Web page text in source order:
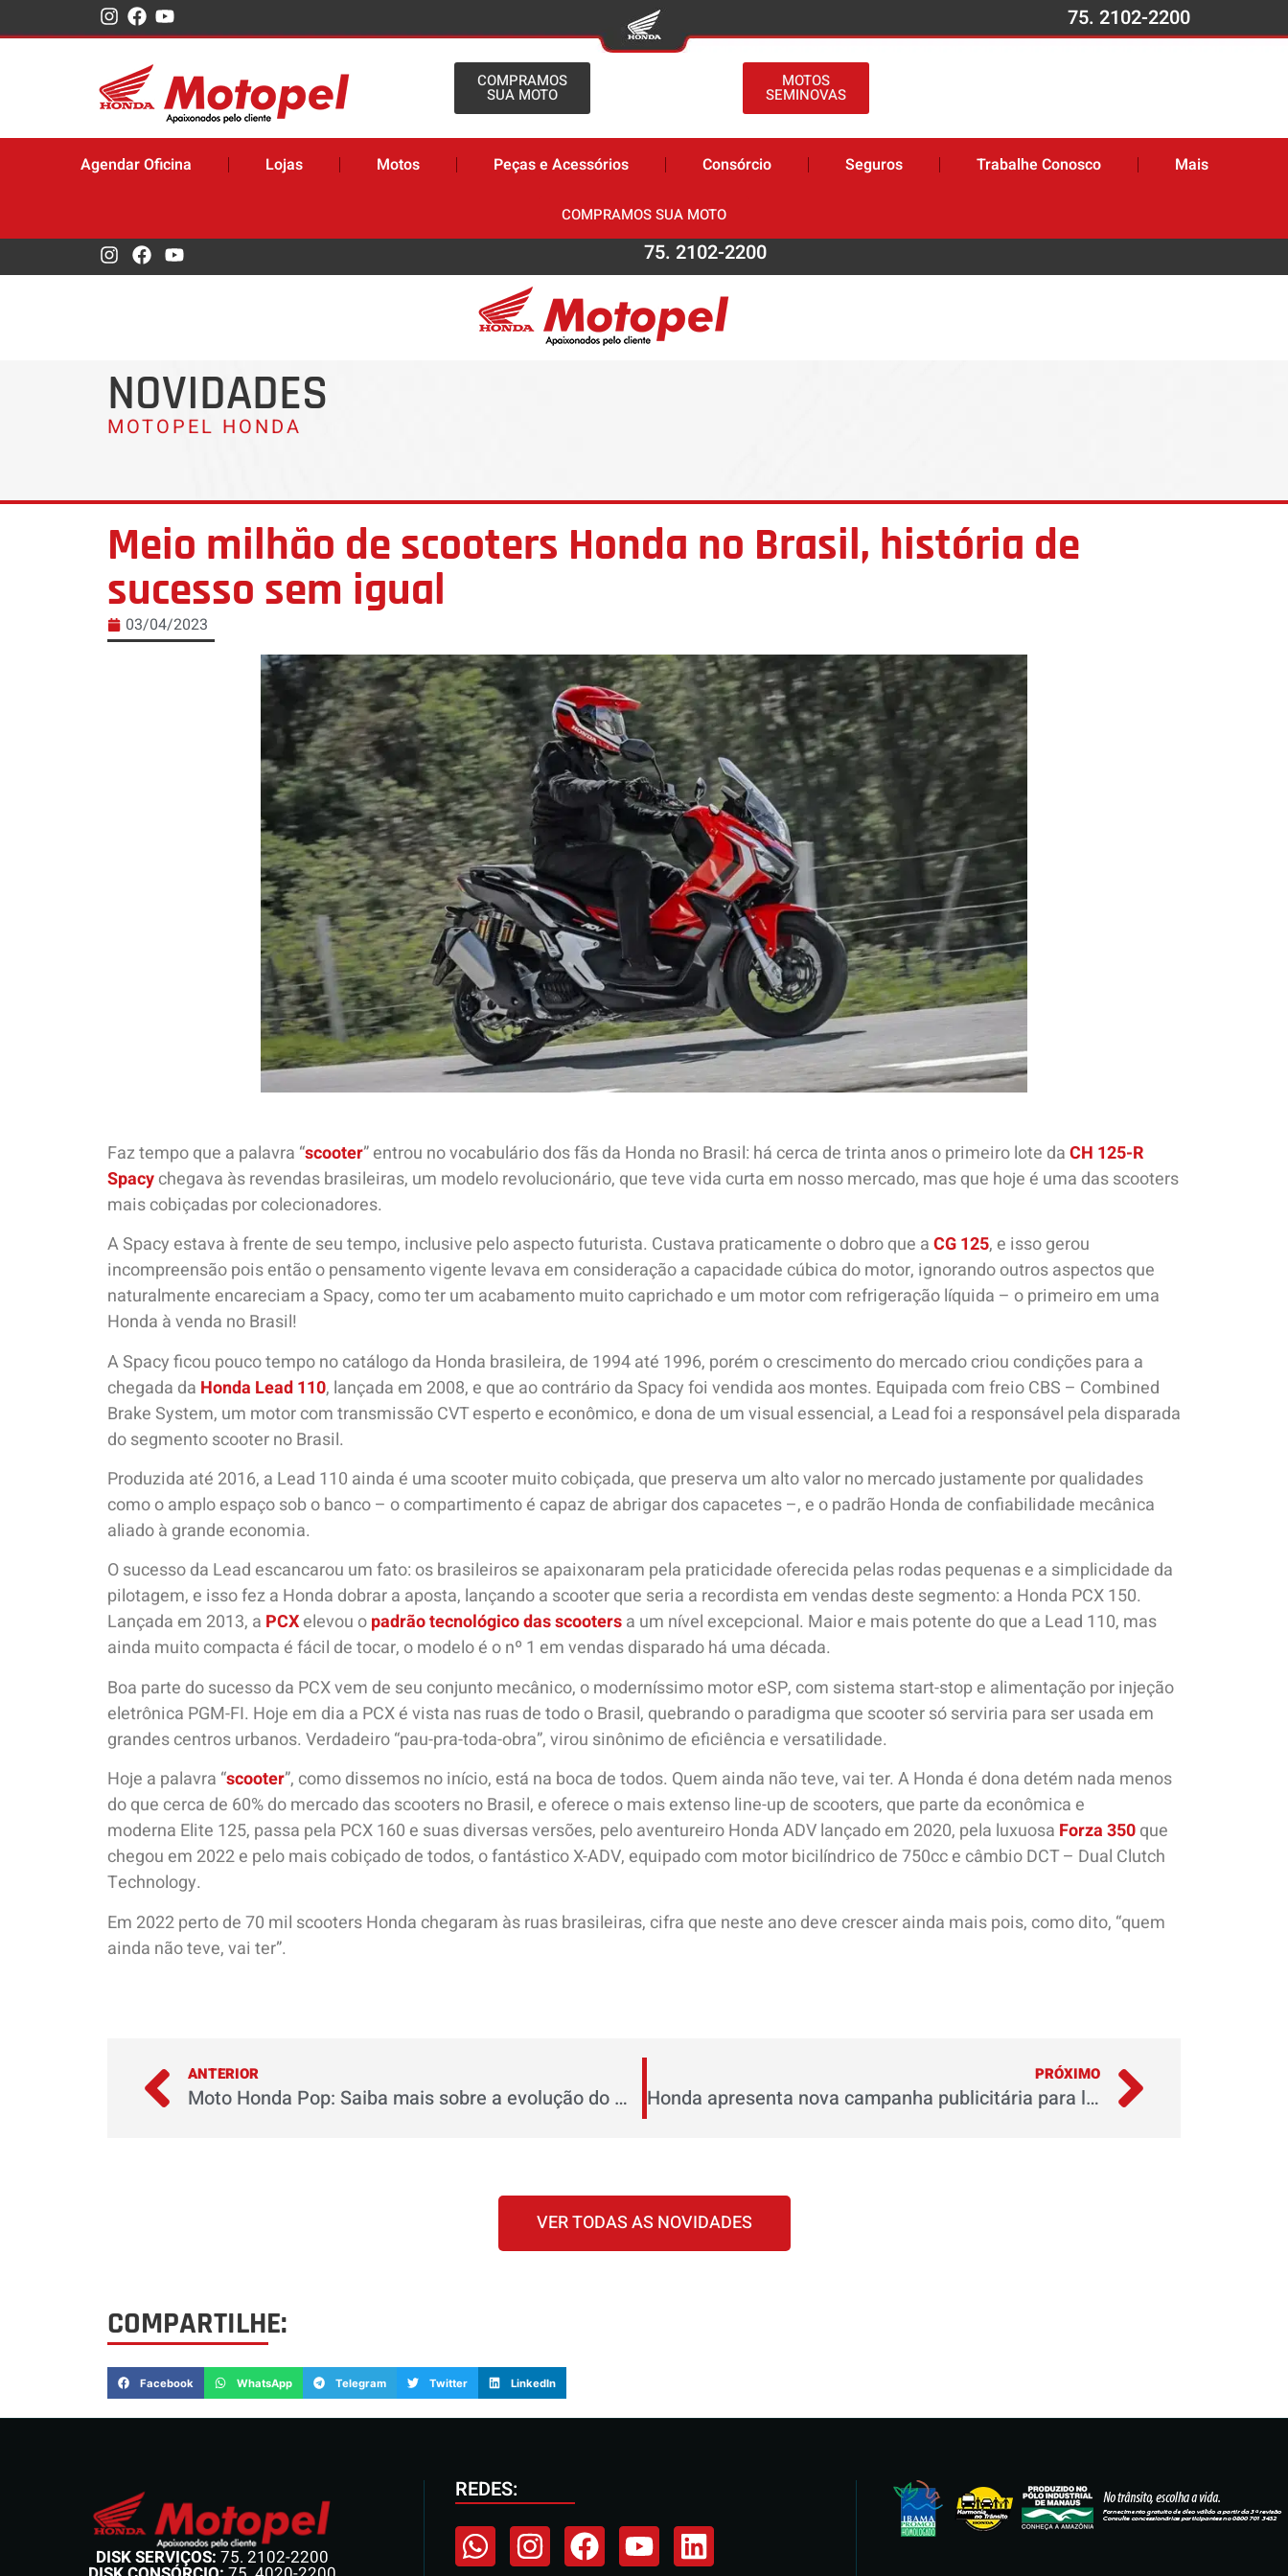
75. 2102-2200
COMPRAMOS
SUA MOTO
MOTOS
SEMINOVAS
Agendar Oficina Lojas Motos Peças e Acessórios Consórcio Seguros Trabalhe Conosco Mais
COMPRAMOS SUA MOTO
75. 2102-2200
NOVIDADES
MOTOPEL HONDA
Meio milhão de scooters Honda no Brasil, história de
sucesso sem igual
03/04/2023
Faz tempo que a palavra “scooter” entrou no vocabulário dos fãs da Honda no Brasil: há cerca de trinta anos o primeiro lote daCH 125-R
Spacychegava às revendas brasileiras, um modelo revolucionário, que teve vida curta em nosso mercado, mas que hoje é uma das scooters
mais cobiçadas por colecionadores.
A Spacy estava à frente de seu tempo, inclusive pelo aspecto futurista. Custava praticamente o dobro que aCG 125, e isso gerou
incompreensão pois então o pensamento vigente levava em consideração a capacidade cúbica do motor, ignorando outros aspectos que
naturalmente encareciam a Spacy, como ter um acabamento muito caprichado e um motor com refrigeração líquida – o primeiro em uma
Honda à venda no Brasil!
A Spacy ficou pouco tempo no catálogo da Honda brasileira, de 1994 até 1996, porém o crescimento do mercado criou condições para a
chegada da Honda Lead 110, lançada em 2008, e que ao contrário da Spacy foi vendida aos montes. Equipada com freio CBS – Combined
Brake System, um motor com transmissão CVT esperto e econômico, e dona de um visual essencial, a Lead foi a responsável pela disparada
do segmento scooter no Brasil.
Produzida até 2016, a Lead 110 ainda é uma scooter muito cobiçada, que preserva um alto valor no mercado justamente por qualidades
como o amplo espaço sob o banco – o compartimento é capaz de abrigar dos capacetes –, e o padrão Honda de confiabilidade mecânica
aliado à grande economia.
O sucesso da Lead escancarou um fato: os brasileiros se apaixonaram pela praticidade oferecida pelas rodas pequenas e a simplicidade da
pilotagem, e isso fez a Honda dobrar a aposta, lançando a scooter que seria a recordista em vendas deste segmento: a Honda PCX 150.
Lançada em 2013, a PCXelevou opadrão tecnológico das scootersa um nível excepcional. Maior e mais potente do que a Lead 110, mas
ainda muito compacta é fácil de tocar, o modelo é o nº 1 em vendas disparado há uma década.
Boa parte do sucesso da PCX vem de seu conjunto mecânico, o moderníssimo motor eSP, com sistema start-stop e alimentação por injeção
eletrônica PGM-FI. Hoje em dia a PCX é vista nas ruas de todo o Brasil, quebrando o paradigma que scooter só serviria para ser usada em
grandes centros urbanos. Verdadeiro “pau-pra-toda-obra”, virou sinônimo de eficiência e versatilidade.
Hoje a palavra “scooter”, como dissemos no início, está na boca de todos. Quem ainda não teve, vai ter. A Honda é dona detém nada menos
do que cerca de 60% do mercado das scooters no Brasil, e oferece o mais extenso line-up de scooters, que parte da econômica e
moderna Elite 125, passa pela PCX 160 e suas diversas versões, pelo aventureiro Honda ADV lançado em 2020, pela luxuosa Forza 350que
chegou em 2022 e pelo mais cobiçado de todos, o fantástico X-ADV, equipado com motor bicilíndrico de 750cc e câmbio DCT – Dual Clutch
Technology.
Em 2022 perto de 70 mil scooters Honda chegaram às ruas brasileiras, cifra que neste ano deve crescer ainda mais pois, como dito, “quem
ainda não teve, vai ter”.
ANTERIOR
Moto Honda Pop: Saiba mais sobre a evolução do modelo
PRÓXIMO
Honda apresenta nova campanha publicitária para linha de Motores e Máquinas
VER TODAS AS NOVIDADES
COMPARTILHE:
Facebook WhatsApp Telegram Twitter LinkedIn
DISK SERVIÇOS: 75. 2102-2200
REDES: